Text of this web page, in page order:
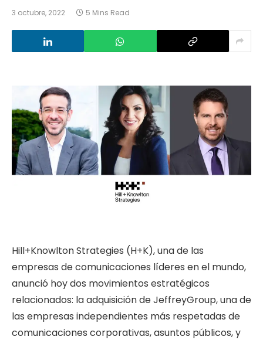
3 octubre, 2022 5 Mins Read
Hill+Knowlton Strategies (H+K), una de las
empresas de comunicaciones líderes en el mundo,
anunció hoy dos movimientos estratégicos
relacionados: la adquisición de JeffreyGroup, una de
las empresas independientes más respetadas de
comunicaciones corporativas, asuntos públicos, y